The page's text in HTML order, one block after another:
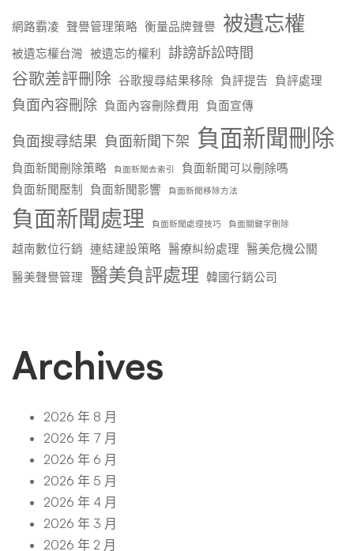
網路霸凌 聲譽管理策略 衡量品牌聲譽 被遺忘權
被遺忘權台灣 被遺忘的權利 誹謗訴訟時間
谷歌差評刪除 谷歌搜尋結果移除 負評提告 負評處理
負面內容刪除 負面內容刪除費用 負面宣傳
負面搜尋結果 負面新聞下架 負面新聞刪除
負面新聞刪除策略 負面新聞去索引
負面新聞可以刪除嗎
負面新聞壓制
負面新聞影響 負面新聞移除方法
負面新聞處理 負面新聞處理技巧 負面關鍵字刪除
越南數位行銷 連結建設策略 醫療糾紛處理 醫美危機公關
醫美聲譽管理 醫美負評處理 韓國行銷公司
Archives
2026 年 8 月
2026 年 7 月
2026 年 6 月
2026 年 5 月
2026 年 4 月
2026 年 3 月
2026 年 2 月